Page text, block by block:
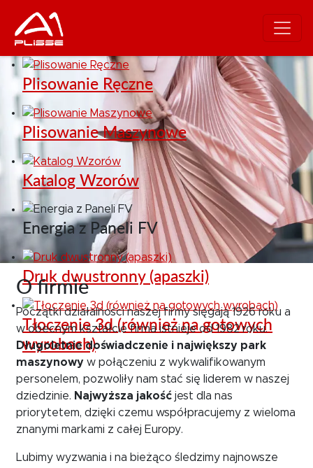
Plisowanie Ręczne
Plisowanie Maszynowe
Katalog Wzorów
Energia z Paneli FV
Druk dwustronny (apaszki)
Tłoczenie 3d (również na gotowych
wyrobach)
O firmie
Początki działalności naszej firmy sięgają 1926 roku a
w obecnym kształcie firma istnieje od 1982 roku.
Długoletnie doświadczenie i największy park
maszynowy w połączeniu z wykwalifikowanym
personelem, pozwoliły nam stać się liderem w naszej
dziedzinie. Najwyższa jakość jest dla nas
priorytetem, dzięki czemu współpracujemy z wieloma
znanymi markami z całej Europy.
Lubimy wyzwania i na bieżąco śledzimy najnowsze